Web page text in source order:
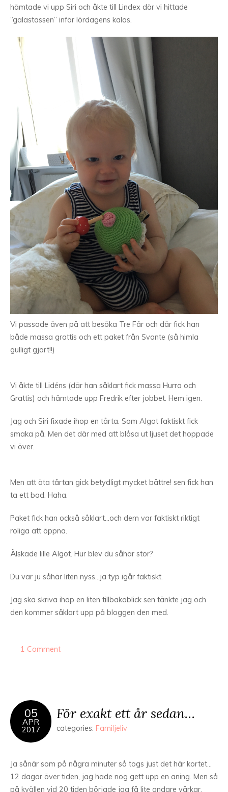
hämtade vi upp Siri och åkte till Lindex där vi hittade
”galastassen” inför lördagens kalas.
Vi passade även på att besöka Tre Får och där fick han
både massa grattis och ett paket från Svante (så himla
gulligt gjort!!)
Vi åkte till Lidéns (där han såklart fick massa Hurra och
Grattis) och hämtade upp Fredrik efter jobbet. Hem igen.
Jag och Siri fixade ihop en tårta. Som Algot faktiskt fick
smaka på. Men det där med att blåsa ut ljuset det hoppade
vi över.
Men att äta tårtan gick betydligt mycket bättre! sen fick han
ta ett bad. Haha.
Paket fick han också såklart…och dem var faktiskt riktigt
roliga att öppna.
Älskade lille Algot. Hur blev du såhär stor?
Du var ju såhär liten nyss…ja typ igår faktiskt.
Jag ska skriva ihop en liten tillbakablick sen tänkte jag och
den kommer såklart upp på bloggen den med.
1 Comment
05
APR
2017
För exakt ett år sedan…
categories: Familjeliv
Ja sånär som på några minuter så togs just det här kortet…
12 dagar över tiden, jag hade nog gett upp en aning. Men så
på kvällen vid 20 tiden började jag få lite ondare värkar.